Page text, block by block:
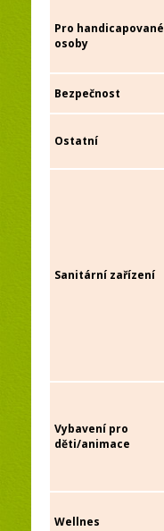
Pro handicapované
osoby
Bezpečnost
Ostatní
Sanitární zařízení
Vybavení pro
děti/animace
Wellnes